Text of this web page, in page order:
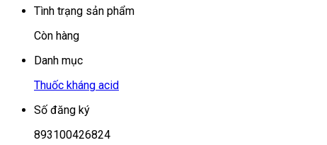
Tình trạng sản phẩm
Còn hàng
Danh mục
Thuốc kháng acid
Số đăng ký
893100426824